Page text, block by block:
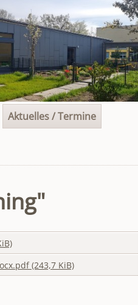
Aktuelles / Termine
(243,7 KiB)